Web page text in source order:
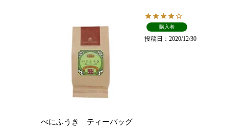
べにふうき ティーバッグ
購入者
投稿日 2020/12/30